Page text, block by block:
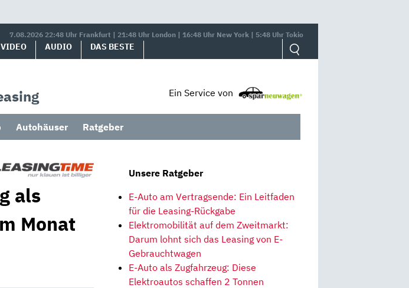
7.08.2026 22:48 Uhr Frankfurt | 21:48 Uhr London | 16:48 Uhr New York | 5:48 Uhr Tokio
VIDEO AUDIO DAS BESTE
Ein Service von
Autohäuser Ratgeber
als
Monat
Unsere Ratgeber
E-Auto am Vertragsende: Ein Leitfaden
für die Leasing-Rückgabe
Elektromobilität auf dem Zweitmarkt:
Darum lohnt sich das Leasing von E-
Gebrauchtwagen
E-Auto als Zugfahrzeug: Diese
Elektroautos schaffen 2 Tonnen